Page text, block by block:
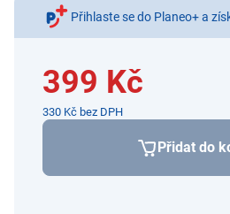
Přihlaste se do Planeo+ a
399 Kč
330 Kč bez DPH
Přidat do